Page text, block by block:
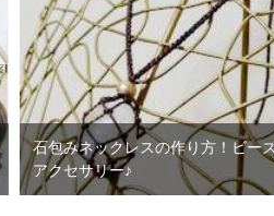
石包みネックレスの作り方！ビー
アクセサリー♪